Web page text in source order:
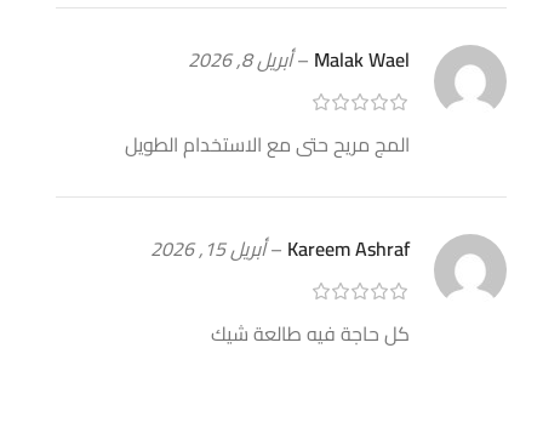
Malak Wael
–أبريل 8, 2026
المج مريح حتى مع الاستخدام الطويل
Kareem Ashraf
–أبريل 15, 2026
كل حاجة فيه طالعة شيك